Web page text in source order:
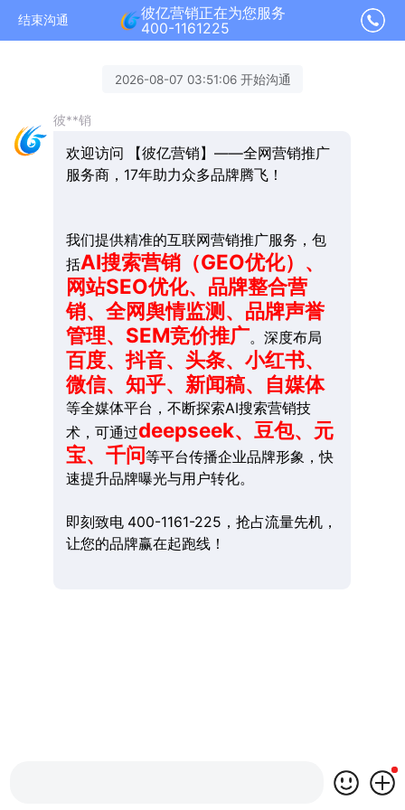
结束沟通
彼亿营销正在为您服务
400-1161225
2026-08-07 03:51:06 开始沟通
彼**销
欢迎访问 【彼亿营销】——全网营销推广
服务商，17年助力众多品牌腾飞！
我们提供精准的互联网营销推广服务，包
括AI搜索营销（GEO优化）、
网站SEO优化、品牌整合营
销、全网舆情监测、品牌声誉
管理、SEM竞价推广。深度布局
百度、抖音、头条、小红书、
微信、知乎、新闻稿、自媒体
等全媒体平台，不断探索AI搜索营销技
术，可通过deepseek、豆包、元
宝、千问等平台传播企业品牌形象，快
速提升品牌曝光与用户转化。
即刻致电 400-1161-225，抢占流量先机，
让您的品牌赢在起跑线！